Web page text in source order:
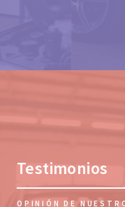
Testimonios
OPINIÓN DE